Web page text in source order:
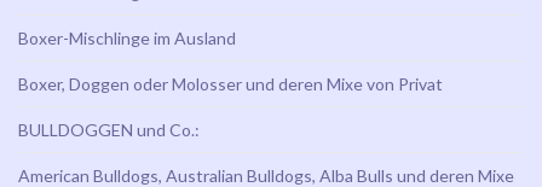
Boxer-Mischlinge im Ausland
Boxer, Doggen oder Molosser und deren Mixe von Privat
BULLDOGGEN und Co.:
American Bulldogs, Australian Bulldogs, Alba Bulls und deren Mixe